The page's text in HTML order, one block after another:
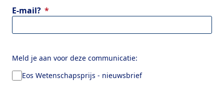
E-mail?
Meld je aan voor deze communicatie:
Eos Wetenschapsprijs - nieuwsbrief